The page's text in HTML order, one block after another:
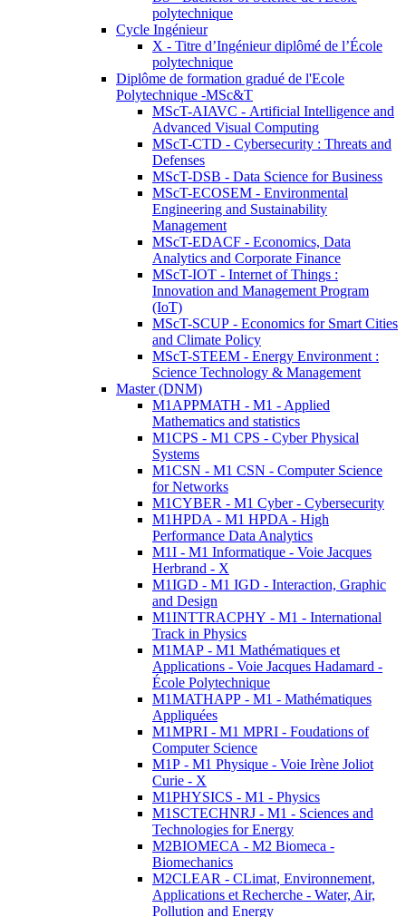
polytechnique
Cycle Ingénieur
X - Titre d’Ingénieur diplômé de l’École
polytechnique
Diplôme de formation gradué de l'Ecole
Polytechnique -MSc&T
MScT-AIAVC - Artificial Intelligence and
Advanced Visual Computing
MScT-CTD - Cybersecurity : Threats and
Defenses
MScT-DSB - Data Science for Business
MScT-ECOSEM - Environmental
Engineering and Sustainability
Management
MScT-EDACF - Economics, Data
Analytics and Corporate Finance
MScT-IOT - Internet of Things :
Innovation and Management Program
(IoT)
MScT-SCUP - Economics for Smart Cities
and Climate Policy
MScT-STEEM - Energy Environment :
Science Technology & Management
Master (DNM)
M1APPMATH - M1 - Applied
Mathematics and statistics
M1CPS - M1 CPS - Cyber Physical
Systems
M1CSN - M1 CSN - Computer Science
for Networks
M1CYBER - M1 Cyber - Cybersecurity
M1HPDA - M1 HPDA - High
Performance Data Analytics
M1I - M1 Informatique - Voie Jacques
Herbrand - X
M1IGD - M1 IGD - Interaction, Graphic
and Design
M1INTTRACPHY - M1 - International
Track in Physics
M1MAP - M1 Mathématiques et
Applications - Voie Jacques Hadamard -
École Polytechnique
M1MATHAPP - M1 - Mathématiques
Appliquées
M1MPRI - M1 MPRI - Foudations of
Computer Science
M1P - M1 Physique - Voie Irène Joliot
Curie - X
M1PHYSICS - M1 - Physics
M1SCTECHNRJ - M1 - Sciences and
Technologies for Energy
M2BIOMECA - M2 Biomeca -
Biomechanics
M2CLEAR - CLimat, Environnement,
Applications et Recherche - Water, Air,
Pollution and Energy